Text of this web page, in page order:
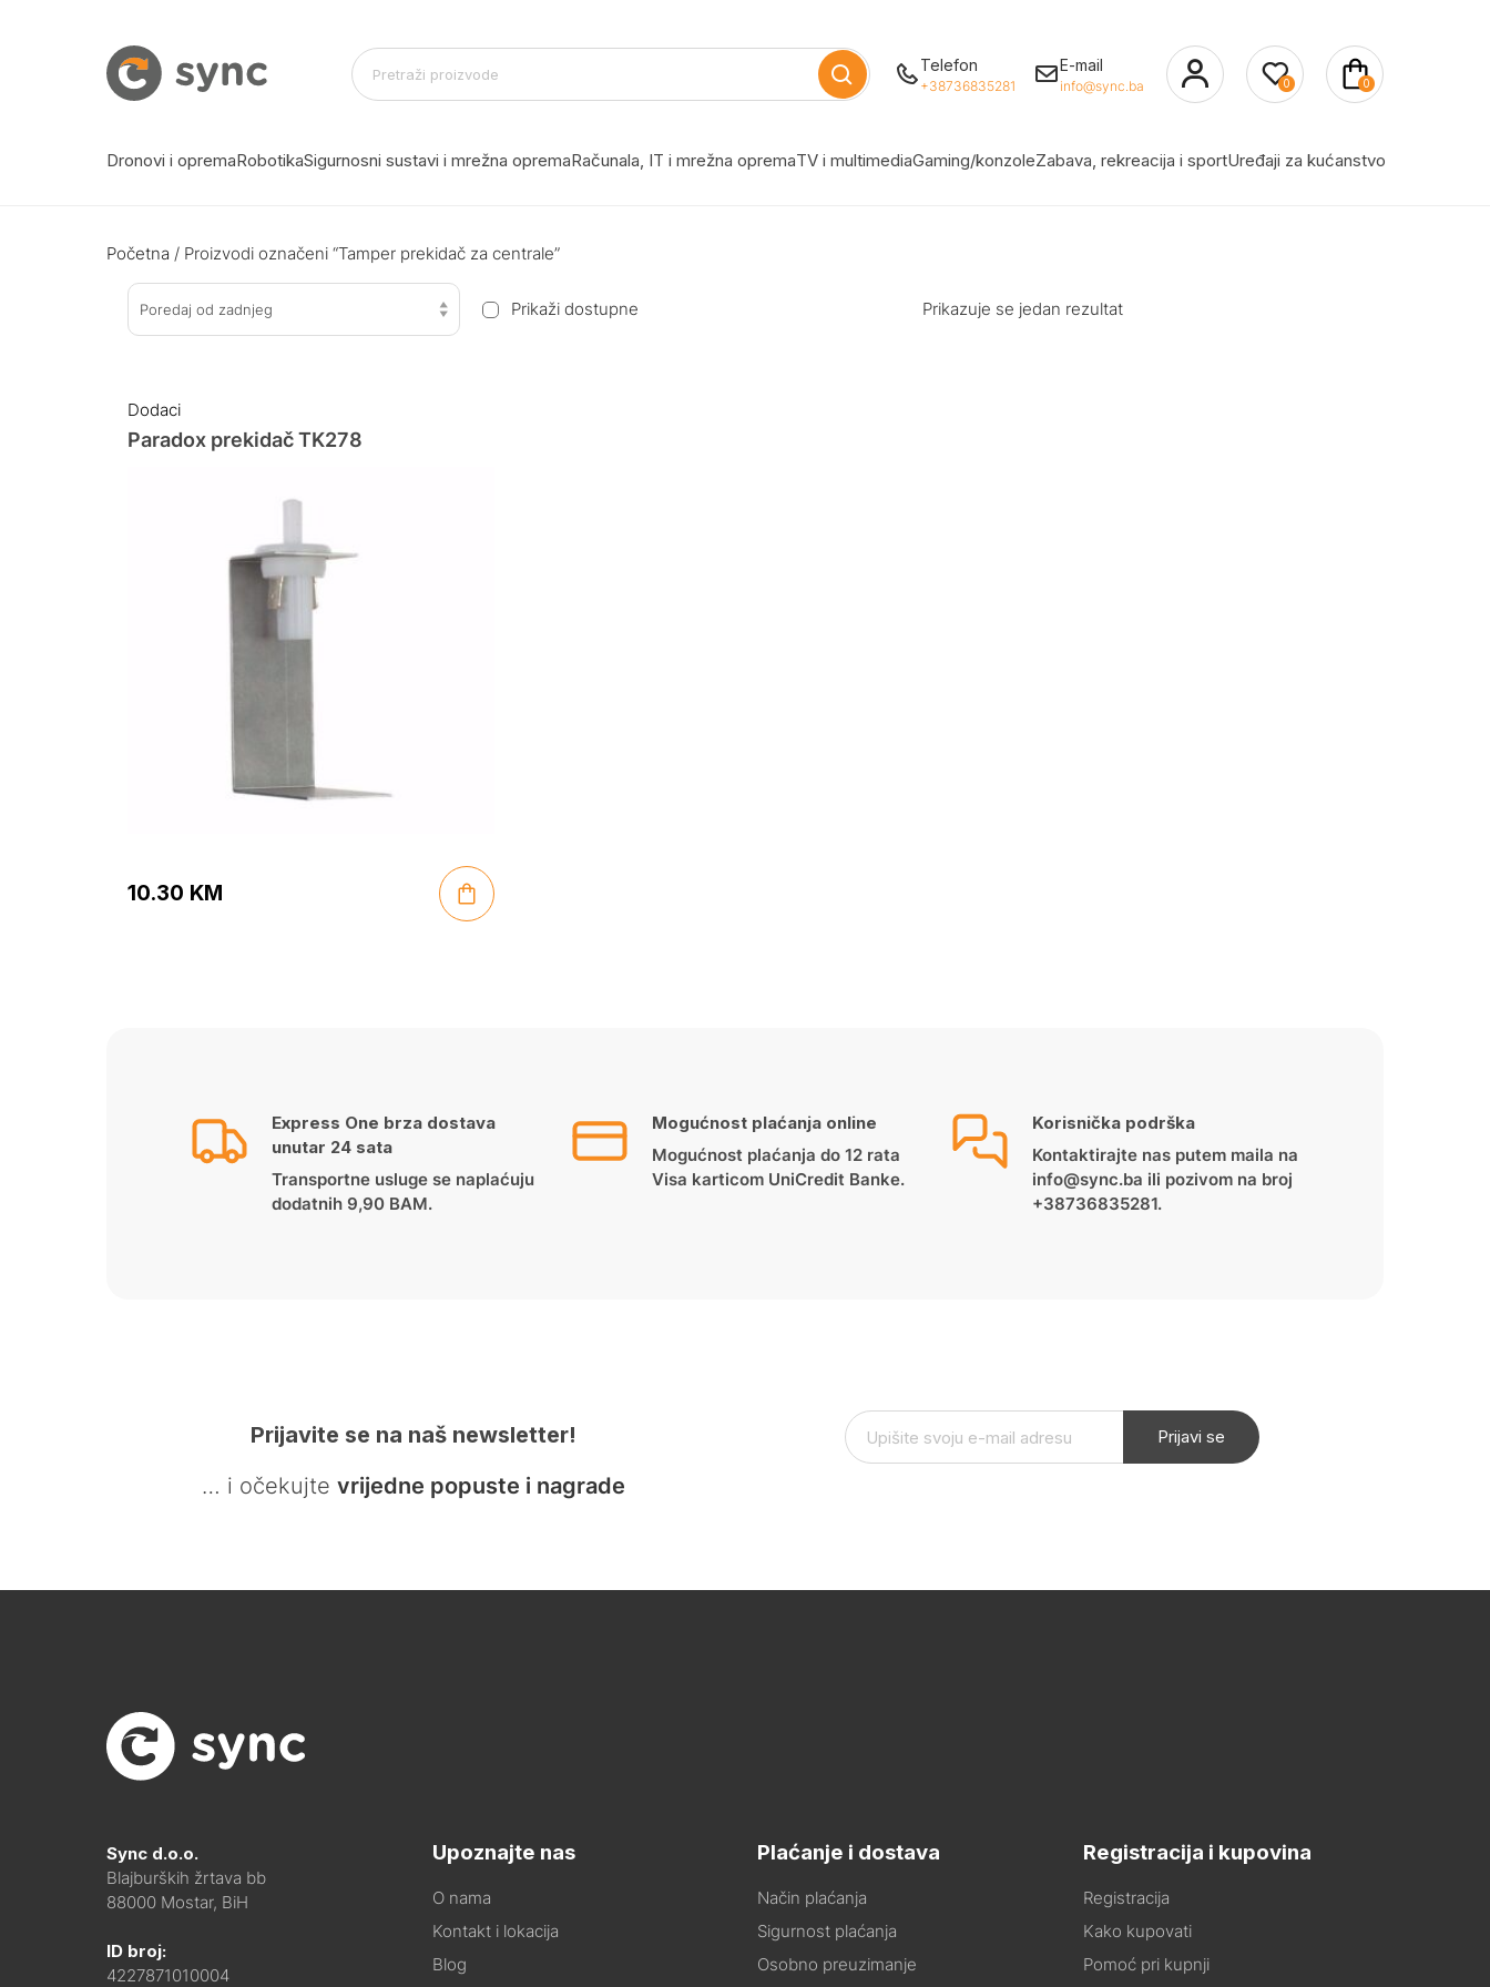
Telefon
+38736835281
E-mail
info@sync.ba 0 0
Dronovi i opremaRobotikaSigurnosni sustavi i mrežna opremaRačunala, IT i mrežna opremaTV i multimediaGaming/konzoleZabava, rekreacija i sportUređaji za kućanstvo
Početna / Proizvodi označeni “Tamper prekidač za centrale”
Poredaj od zadnjeg Prikaži dostupne Prikazuje se jedan rezultat
Dodaci
Paradox prekidač TK278
10.30 KM
Express One brza dostava
unutar 24 sata
Transportne usluge se naplaćuju
dodatnih 9,90 BAM.
Mogućnost plaćanja online
Mogućnost plaćanja do 12 rata
Visa karticom UniCredit Banke.
Korisnička podrška
Kontaktirajte nas putem maila na
info@sync.ba ili pozivom na broj
+38736835281.
Prijavite se na naš newsletter!
… i očekujte vrijedne popuste i nagrade
Prijavi se
Sync d.o.o.
Blajburških žrtava bb
88000 Mostar, BiH
ID broj:
4227871010004
Upoznajte nas
O nama
Kontakt i lokacija
Blog
Plaćanje i dostava
Način plaćanja
Sigurnost plaćanja
Osobno preuzimanje
Registracija i kupovina
Registracija
Kako kupovati
Pomoć pri kupnji